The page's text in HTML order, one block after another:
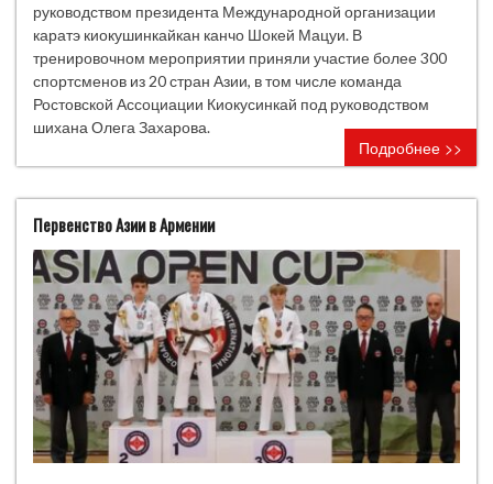
руководством президента Международной организации
каратэ киокушинкайкан канчо Шокей Мацуи. В
тренировочном мероприятии приняли участие более 300
спортсменов из 20 стран Азии, в том числе команда
Ростовской Ассоциации Киокусинкай под руководством
шихана Олега Захарова.
Подробнее >>
Первенство Азии в Армении